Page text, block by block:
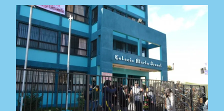
KINGSTON
COLLEGE,
CONCEPCIÓN,
21.
AUGUST
2019